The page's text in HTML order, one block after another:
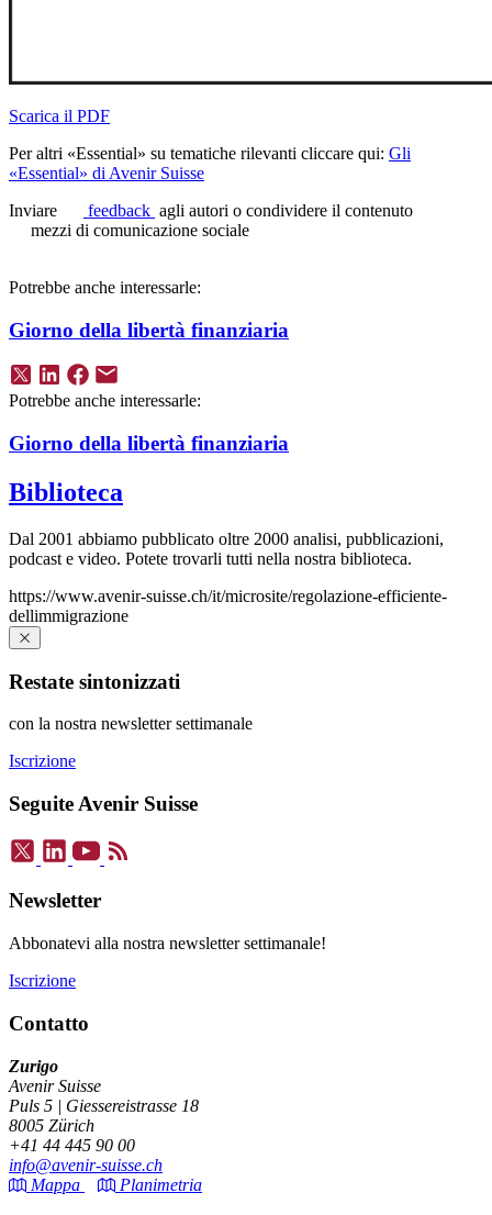
Scarica il PDF
Per altri «Essential» su tematiche rilevanti cliccare qui: Gli
«Essential» di Avenir Suisse
Inviare
feedback agli autori o condividere il contenuto
mezzi di comunicazione sociale
Potrebbe anche interessarle:
Giorno della libertà finanziaria
Potrebbe anche interessarle:
Giorno della libertà finanziaria
Biblioteca
Dal 2001 abbiamo pubblicato oltre 2000 analisi, pubblicazioni,
podcast e video. Potete trovarli tutti nella nostra biblioteca.
https://www.avenir-suisse.ch/it/microsite/regolazione-efficiente-
dellimmigrazione
Restate sintonizzati
con la nostra newsletter settimanale
Iscrizione
Seguite Avenir Suisse
Newsletter
Abbonatevi alla nostra newsletter settimanale!
Iscrizione
Contatto
Zurigo
Avenir Suisse
Puls 5 | Giessereistrasse 18
8005 Zürich
+41 44 445 90 00
info@avenir-suisse.ch
Mappa
Planimetria